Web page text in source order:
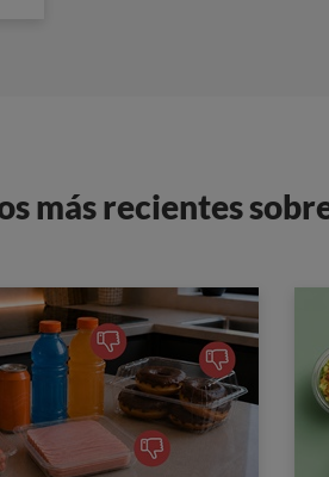
más recientes